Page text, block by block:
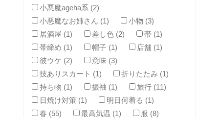
小悪魔ageha系 (2)
小悪魔なお姉さん (1)
小物 (3)
居酒屋 (1)
差し色 (2)
帯 (1)
帯締め (1)
帽子 (1)
店舗 (1)
彼ウケ (2)
意味 (3)
技ありスカート (1)
折りたたみ (1)
持ち物 (1)
振袖 (1)
旅行 (11)
日焼け対策 (1)
明日何着る (1)
春 (55)
最高気温 (1)
服 (8)